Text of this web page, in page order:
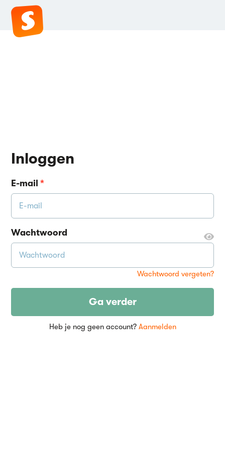
Inloggen
E-mail*
Wachtwoord
Wachtwoord vergeten?
Ga verder
Heb je nog geen account? Aanmelden